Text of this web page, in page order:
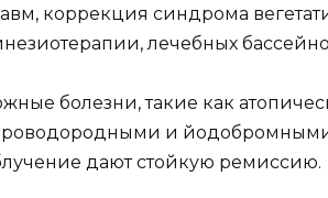
коррекция синдрома
лечебных
болезни, такие как
и йодобромными
дают стойкую ремиссию.